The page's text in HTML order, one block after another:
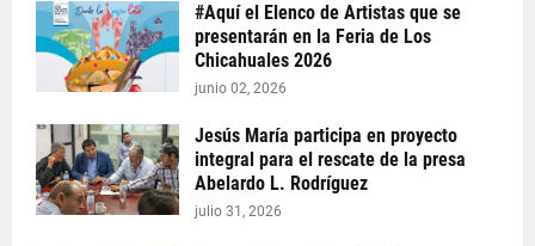
#Aquí el Elenco de Artistas que se
presentarán en la Feria de Los
Chicahuales 2026
junio 02, 2026
Jesús María participa en proyecto
integral para el rescate de la presa
Abelardo L. Rodríguez
julio 31, 2026